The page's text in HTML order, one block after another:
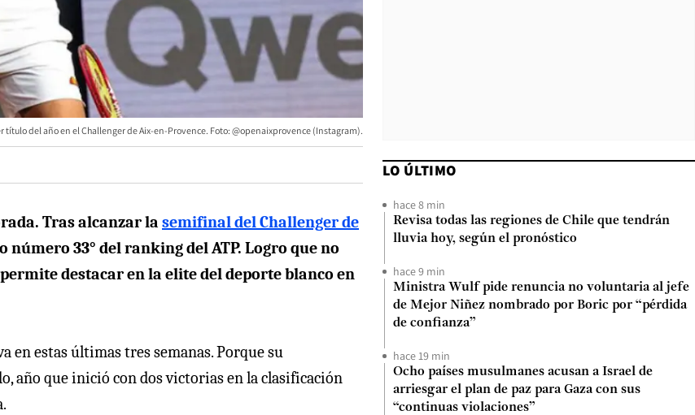
título del año en el Challenger de Aix-en-Provence. Foto: @openaixprovence (Instagram).
Tras alcanzar la semifinal del Challenger de
33° del ranking del ATP. Logro que no
destacar en la elite del deporte blanco en
en estas últimas tres semanas. Porque su
año que inició con dos victorias en la clasificación
LO ÚLTIMO
hace 8 min
Revisa todas las regiones de Chile que tendrán
lluvia hoy, según el pronóstico
hace 9 min
Ministra Wulf pide renuncia no voluntaria al jefe
de Mejor Niñez nombrado por Boric por “pérdida
de confianza”
hace 19 min
Ocho países musulmanes acusan a Israel de
arriesgar el plan de paz para Gaza con sus
“continuas violaciones”